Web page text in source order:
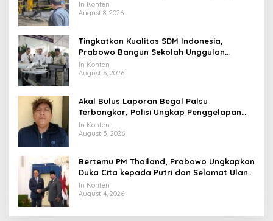
Tebu
In Konten
August 8, 2026
Tingkatkan Kualitas SDM Indonesia,
Prabowo Bangun Sekolah Unggulan
hingga Undang Universitas Terbaik Dunia
In Konten
August 6, 2026
Akal Bulus Laporan Begal Palsu
Terbongkar, Polisi Ungkap Penggelapan
Uang Perusahaan untuk Crypto
In Konten
August 5, 2026
Bertemu PM Thailand, Prabowo Ungkapkan
Duka Cita kepada Putri dan Selamat Ulang
Tahun ke Raja Thailand
In Konten
August 4, 2026